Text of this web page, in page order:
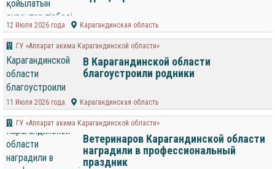
12 Июля 2026 года Карагандинская область
ГУ «Аппарат акима Карагандинской области»
В Карагандинской области
благоустроили родники
11 Июля 2026 года Карагандинская область
ГУ «Аппарат акима Карагандинской области»
Ветеринаров Карагандинской области
наградили в профессиональный
праздник